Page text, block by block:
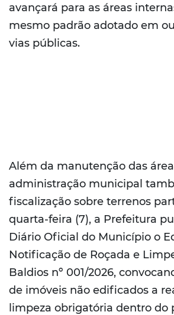
avançará para as áreas
mesmo padrão adotado em
vias públicas.
Além da manutenção das
administração municipal
fiscalização sobre terrenos
quarta-feira (7), a Prefeitura
Diário Oficial do Município o
Notificação de Roçada e
Baldios nº 001/2026,
de imóveis não edificados a
limpeza obrigatória dentro do